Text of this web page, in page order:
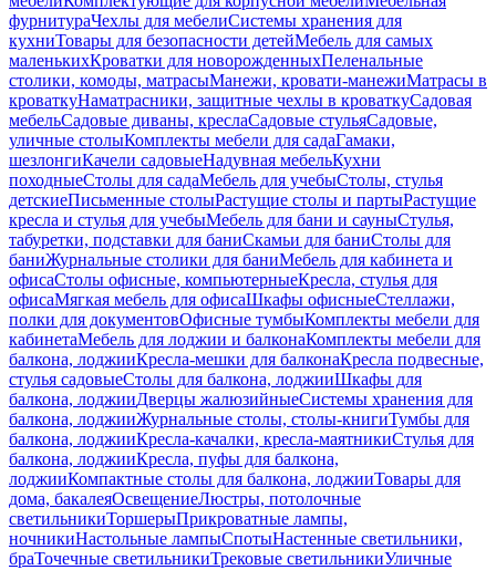
фурнитураЧехлы для мебелиСистемы хранения для
кухниТовары для безопасности детейМебель для самых
маленькихКроватки для новорожденныхПеленальные
столики, комоды, матрасыМанежи, кровати-манежиМатрасы в
кроваткуНаматрасники, защитные чехлы в кроваткуСадовая
мебельСадовые диваны, креслаСадовые стульяСадовые,
уличные столыКомплекты мебели для садаГамаки,
шезлонгиКачели садовыеНадувная мебельКухни
походныеСтолы для садаМебель для учебыСтолы, стулья
детскиеПисьменные столыРастущие столы и партыРастущие
кресла и стулья для учебыМебель для бани и сауныСтулья,
табуретки, подставки для баниСкамьи для баниСтолы для
баниЖурнальные столики для баниМебель для кабинета и
офисаСтолы офисные, компьютерныеКресла, стулья для
офисаМягкая мебель для офисаШкафы офисныеСтеллажи,
полки для документовОфисные тумбыКомплекты мебели для
кабинетаМебель для лоджии и балконаКомплекты мебели для
балкона, лоджииКресла-мешки для балконаКресла подвесные,
стулья садовыеСтолы для балкона, лоджииШкафы для
балкона, лоджииДверцы жалюзийныеСистемы хранения для
балкона, лоджииЖурнальные столы, столы-книгиТумбы для
балкона, лоджииКресла-качалки, кресла-маятникиСтулья для
балкона, лоджииКресла, пуфы для балкона,
лоджииКомпактные столы для балкона, лоджииТовары для
дома, бакалеяОсвещениеЛюстры, потолочные
светильникиТоршерыПрикроватные лампы,
ночникиНастольные лампыСпотыНастенные светильники,
браТочечные светильникиТрековые светильникиУличные